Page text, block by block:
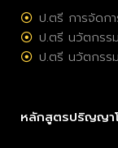
ป.ตรี การจัดก
ป.ตรี นวัตกรร
ป.ตรี นวัตกรร
หลักสูตรปริญญา